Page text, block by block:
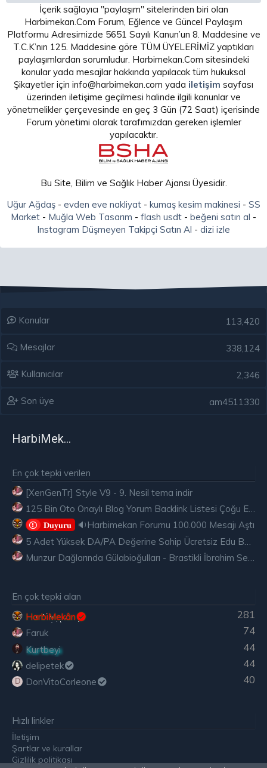
İçerik sağlayıcı "paylaşım" sitelerinden biri olan
Harbimekan.Com Forum, Eğlence ve Güncel Paylaşım
Platformu Adresimizde 5651 Sayılı Kanun’un 8. Maddesine ve
T.C.K’nın 125. Maddesine göre TÜM ÜYELERİMİZ yaptıkları
paylaşımlardan sorumludur. Harbimekan.Com sitesindeki
konular yada mesajlar hakkında yapılacak tüm hukuksal
Şikayetler için info@harbimekan.com yada iletişim sayfası
üzerinden iletişime geçilmesi halinde ilgili kanunlar ve
yönetmelikler çerçevesinde en geç 3 Gün (72 Saat) içerisinde
Forum yönetimi olarak tarafımızdan gereken işlemler
yapılacaktır.
Bu Site, Bilim ve Sağlık Haber Ajansı Üyesidir.
Uğur Ağdaş- evden eve nakliyat- kumaş kesim makinesi - SS
Market - Muğla Web Tasarım - flash usdt - beğeni satın al -
Instagram Düşmeyen Takipçi Satın Al - dizi izle
Konular 113,420
Mesajlar 338,124
Kullanıcılar 2,346
Son üye am4511330
HarbiMekân
En çok tepki verilen
[XenGenTr] Style V9 - 9. Nesil tema indir
125 Bin Oto Onaylı Blog Yorum Backlink Listesi Çoğu Edu ve Gov Ücretsiz
𝐃𝐮𝐲𝐮𝐫𝐮
🔉Harbimekan Forumu 100.000 Mesajı Aştı
Munzur Dağlarında Gülabioğulları - Brastikli İbrahim Sevindik
En çok tepki alan
281
HarbiMekân
74
Faruk
44
Kurtbeyi
44
delipetek
D 40
DonVitoCorleone
Hızlı linkler
İletişim
Şartlar ve kurallar
Gizlilik politikası